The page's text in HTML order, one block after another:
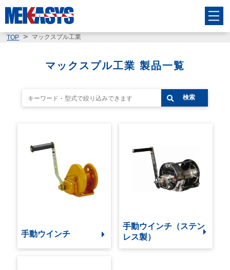
TOP マックスプル工業
マックスプル工業 製品一覧
検索
手動ウインチ
手動ウインチ（ステン
レス製）